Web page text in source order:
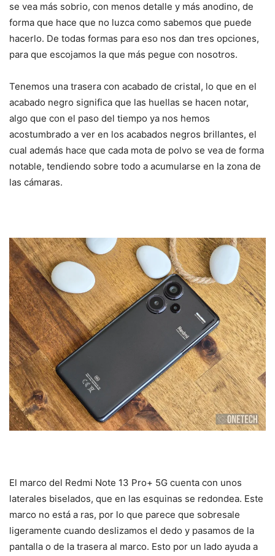
se vea más sobrio, con menos detalle y más anodino, de
forma que hace que no luzca como sabemos que puede
hacerlo. De todas formas para eso nos dan tres opciones,
para que escojamos la que más pegue con nosotros.
Tenemos una trasera con acabado de cristal, lo que en el
acabado negro significa que las huellas se hacen notar,
algo que con el paso del tiempo ya nos hemos
acostumbrado a ver en los acabados negros brillantes, el
cual además hace que cada mota de polvo se vea de forma
notable, tendiendo sobre todo a acumularse en la zona de
las cámaras.
El marco del Redmi Note 13 Pro+ 5G cuenta con unos
laterales biselados, que en las esquinas se redondea. Este
marco no está a ras, por lo que parece que sobresale
ligeramente cuando deslizamos el dedo y pasamos de la
pantalla o de la trasera al marco. Esto por un lado ayuda a